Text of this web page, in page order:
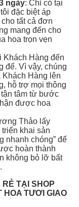
ngày: Chỉ có tại
đặc biệt áp
tất cả đơn
mang đến cho
hoa trọn vẹn
Khách Hàng đến
đế. Vì vậy, chúng
Hàng lên
hỗ trợ mọi thông
tâm từ bước
được hoa
Thảo lấy
khai sản
nhanh chóng” để
hoàn thành
không bỏ lỡ bất
RẺ TẠI SHOP
HOA TƯƠI GIAO